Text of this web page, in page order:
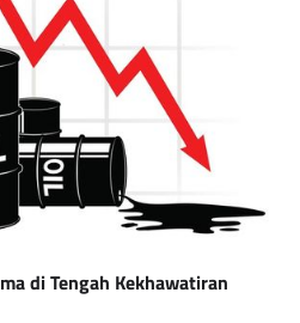
di Tengah Kekhawatiran